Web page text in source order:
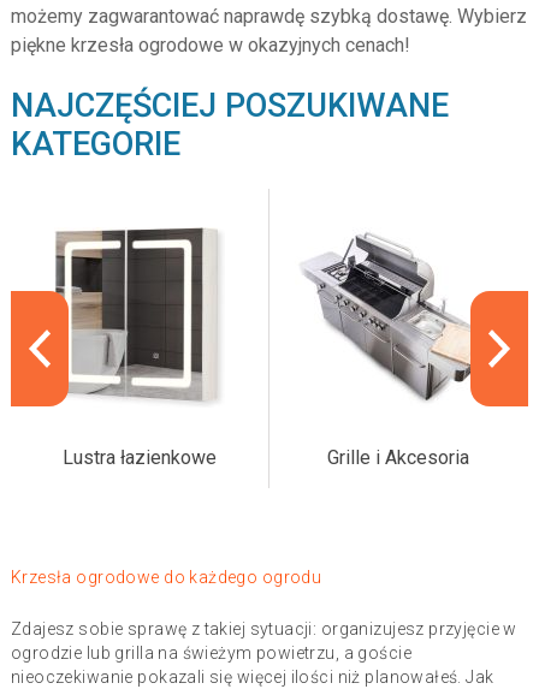
możemy zagwarantować naprawdę szybką dostawę. Wybierz
piękne krzesła ogrodowe w okazyjnych cenach!
NAJCZĘŚCIEJ POSZUKIWANE
KATEGORIE
Lustra łazienkowe Grille i Akcesoria
Krzesła ogrodowe do każdego ogrodu
Zdajesz sobie sprawę z takiej sytuacji: organizujesz przyjęcie w
ogrodzie lub grilla na świeżym powietrzu, a goście
nieoczekiwanie pokazali się więcej ilości niż planowałeś. Jak